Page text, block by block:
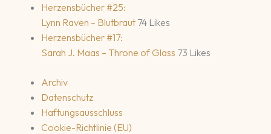
Herzensbücher #25:
Lynn Raven – Blutbraut 74 Likes
Herzensbücher #17:
Sarah J. Maas – Throne of Glass 73 Likes
Archiv
Datenschutz
Haftungsausschluss
Cookie-Richtlinie (EU)